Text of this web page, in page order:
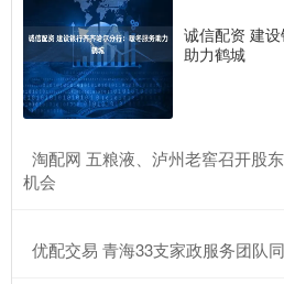
诚信配资 建
助力鹤城
淘配网 五粮液、泸州老窖召开股
机会
优配交易 青海33支家政服务团队